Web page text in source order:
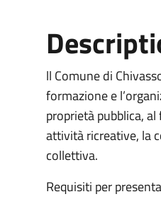
ll Comune di
formazione e
proprietà pubblica,
attività ricreative, la
collettiva.
Requisiti per